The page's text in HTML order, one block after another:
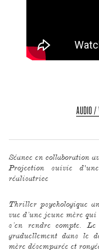
AUDIO /
Séance en collaboration
Projection suivie
réalisatrice
Thriller psychologique
vue d’une jeune mère
s’en rendre compte.
graduellement dans le
mère désemparée et